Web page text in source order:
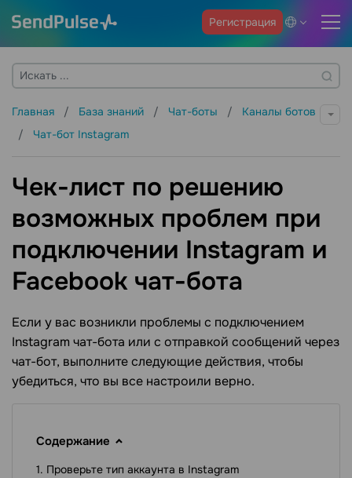
Регистрация
Главная База знаний Чат-боты
Каналы ботов
Чат-бот Instagram
Чек-лист по решению
возможных проблем при
подключении Instagram и
Facebook чат-бота
Если у вас возникли проблемы с подключением
Instagram чат-бота или с отправкой сообщений через
чат-бот, выполните следующие действия, чтобы
убедиться, что вы все настроили верно.
Содержание
Проверьте тип аккаунта в Instagram